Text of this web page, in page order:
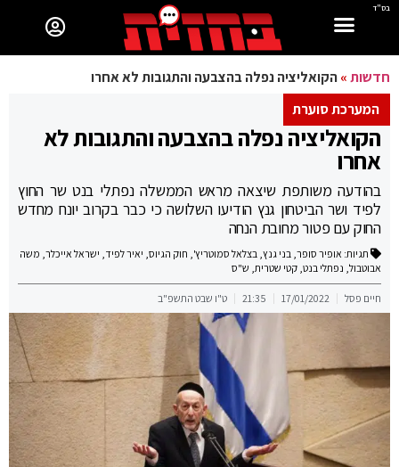
בס"ד
חדשות»הקואליציה נפלה בהצבעה והתגובות לא אחרו
המערכת סוערת
הקואליציה נפלה בהצבעה והתגובות לא
אחרו
בהודעה משותפת שיצאה מראש הממשלה נפתלי בנט שר החוץ
לפיד ושר הביטחון גנץ הודיעו השלושה כי כבר בקרוב יונח מחדש
החוק עם פטור מחובת הנחה
תגיות: אופיר סופר, בני גנץ, בצלאל סמוטריץ', חוק הגיוס, יאיר לפיד, ישראל אייכלר, משה
אבוטבול, נפתלי בנט, קטי שטרית, ש"ס
חיים פסל 17/01/2022
21:35 ט"ו שבט התשפ"ב